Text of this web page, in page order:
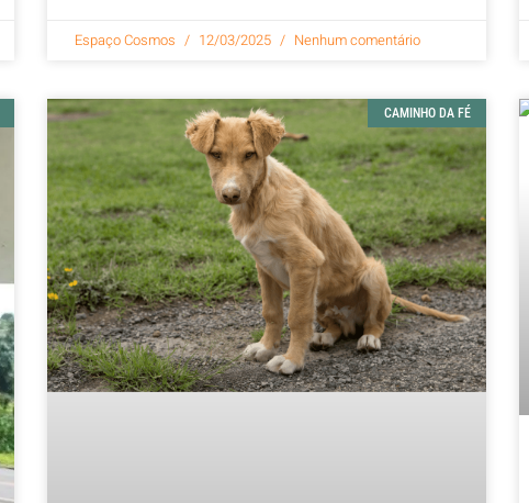
Espaço Cosmos 12/03/2025 Nenhum comentário
CAMINHO DA FÉ